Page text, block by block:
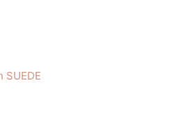
SUEDE